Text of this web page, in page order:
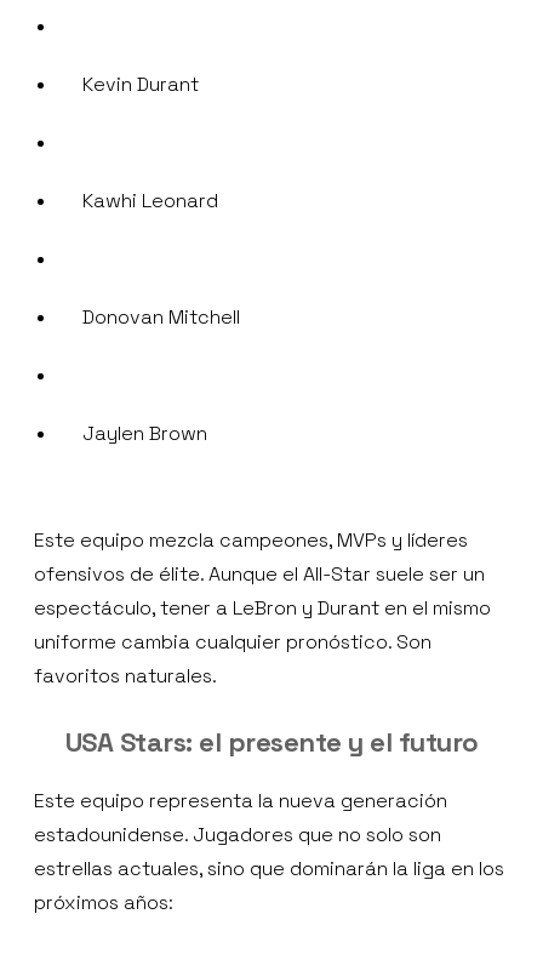
Kevin Durant
Kawhi Leonard
Donovan Mitchell
Jaylen Brown
Este equipo mezcla campeones, MVPs y líderes
ofensivos de élite. Aunque el All-Star suele ser un
espectáculo, tener a LeBron y Durant en el mismo
uniforme cambia cualquier pronóstico. Son
favoritos naturales.
USA Stars: el presente y el futuro
Este equipo representa la nueva generación
estadounidense. Jugadores que no solo son
estrellas actuales, sino que dominarán la liga en los
próximos años: